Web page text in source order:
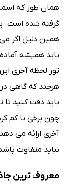
همان طور که
گرفته شده است.
همین دلیل اگر
باید همیشه
تور لحظه آخری
هرچند که گاهی
باید دقت کنید تا
چون برخی با کم
آخری ارائه می
نباید متفاوت
معروف ترین